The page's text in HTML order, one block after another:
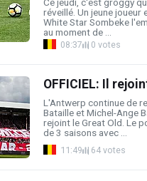
réveillé. Un jeune joueur
White Star Sombeke
au moment de ...
08:37 0 votes
OFFICIEL: Il
L'Antwerp continue de
Bataille et Michel-Ange
rejoint le Great Old. Le
de 3 saisons avec ...
11:49 64 votes